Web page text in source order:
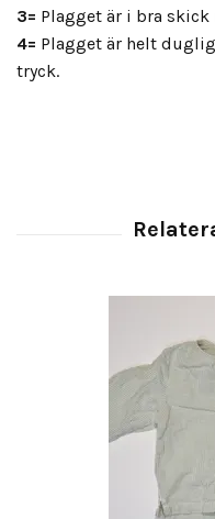
3= Plagget är i bra
4= Plagget är helt
tryck.